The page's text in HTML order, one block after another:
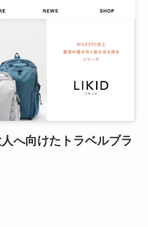
へ向けたトラベルブラ